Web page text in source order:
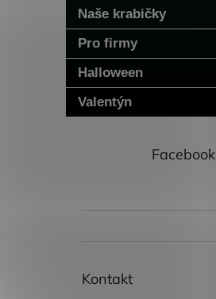
Naše krabičky
Pro firmy
Halloween
Valentýn
Facebook
Kontakt